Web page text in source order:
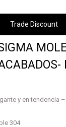
Trade Discount
y en tendencia
304